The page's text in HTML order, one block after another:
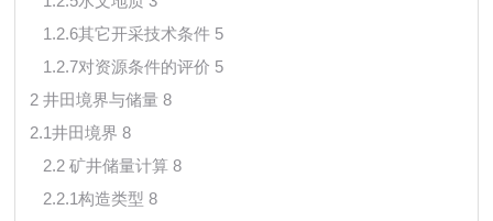
1.2.6其它开采技术条件 5
1.2.7对资源条件的评价 5
2 井田境界与储量 8
2.1井田境界 8
2.2 矿井储量计算 8
2.2.1构造类型 8